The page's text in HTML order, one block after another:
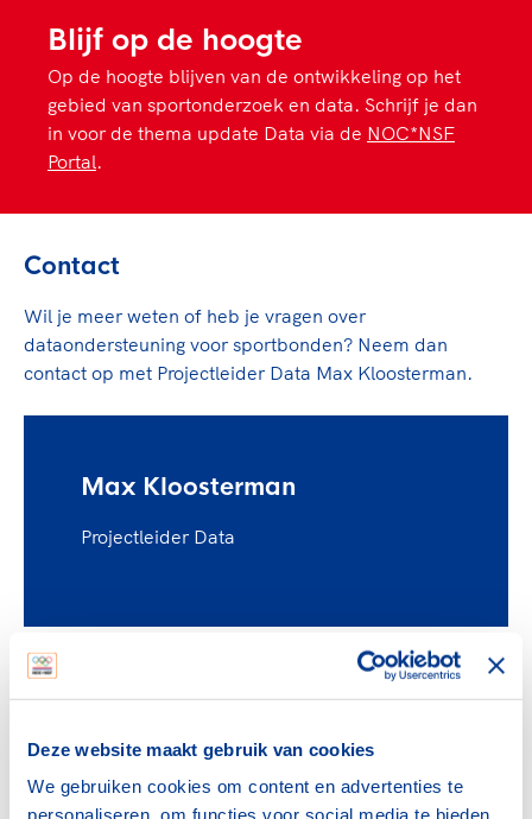
Deze website maakt gebruik van cookies
We gebruiken cookies om content en advertenties te
personaliseren, om functies voor social media te bieden
Blijf op de hoogte
Op de hoogte blijven van de ontwikkeling op het
gebied van sportonderzoek en data. Schrijf je dan
in voor de thema update Data via de NOC*NSF
Portal.
Contact
Wil je meer weten of heb je vragen over
dataondersteuning voor sportbonden? Neem dan
contact op met Projectleider Data Max Kloosterman.
Max Kloosterman
Projectleider Data
max.kloosterman@nocnsf.nl